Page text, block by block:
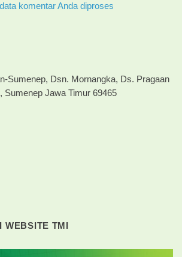
komentar Anda diproses
Sumenep, Dsn. Mornangka, Ds. Pragaan
Sumenep Jawa Timur 69465
TMI